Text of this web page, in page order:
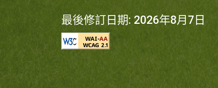
最後修訂日期: 2026年8月7日